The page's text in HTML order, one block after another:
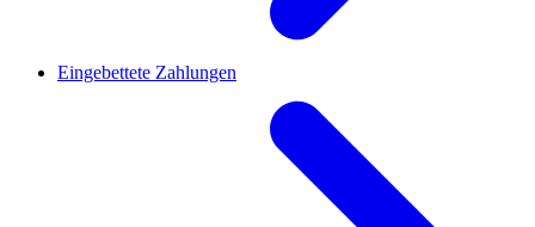
Eingebettete Zahlungen